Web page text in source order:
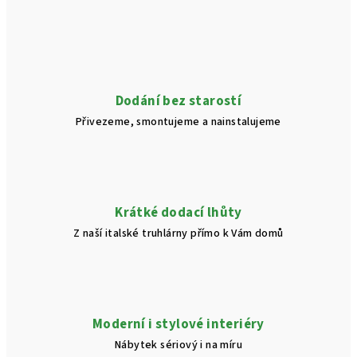
í
p
r
v
ý
p
Dodání bez starostí
Přivezeme, smontujeme a nainstalujeme
Krátké dodací lhůty
Z naší italské truhlárny přímo k Vám domů
Moderní i stylové interiéry
Nábytek sériový i na míru